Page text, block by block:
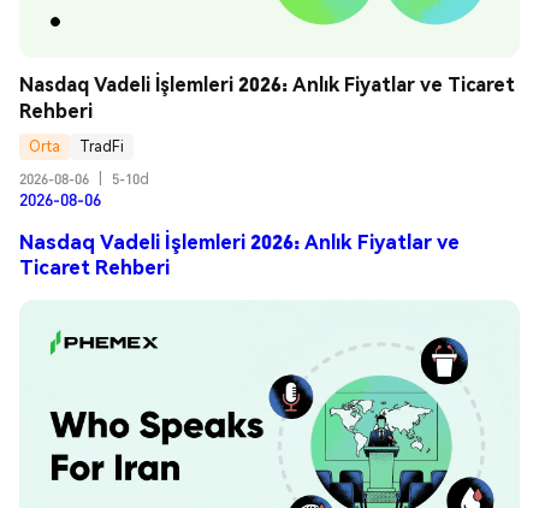
Nasdaq Vadeli İşlemleri 2026: Anlık Fiyatlar ve Ticaret
Rehberi
Orta
TradFi
2026-08-06
5-10d
2026-08-06
Nasdaq Vadeli İşlemleri 2026: Anlık Fiyatlar ve
Ticaret Rehberi